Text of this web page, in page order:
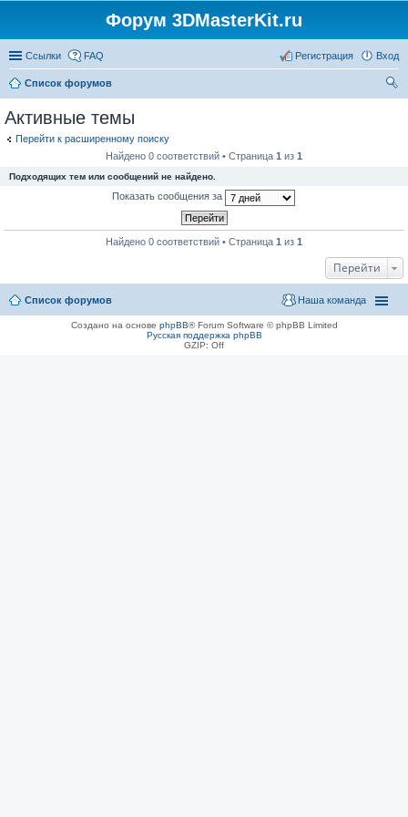
Форум 3DMasterKit.ru
Ссылки FAQ Вход
Регистрация
Список форумов
Активные темы
Перейти к расширенному поиску
Найдено 0 соответствий • Страница 1 из 1
Подходящих тем или сообщений не найдено.
Показать сообщения за
Найдено 0 соответствий • Страница 1 из 1
Перейти
Список форумов Наша команда
Создано на основе phpBB® Forum Software © phpBB Limited
Русская поддержка phpBB
GZIP: Off